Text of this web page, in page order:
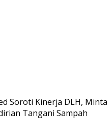
Soroti Kinerja DLH, Minta
Tangani Sampah